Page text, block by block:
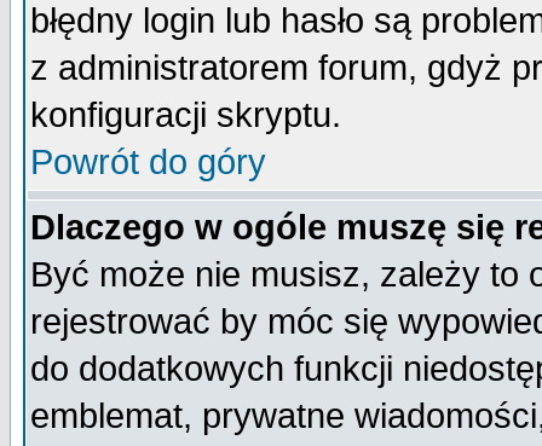
błędny login lub hasło są
z administratorem forum, gdyż
konfiguracji skryptu.
Powrót do góry
Dlaczego w ogóle muszę się
Być może nie musisz, zależy to
rejestrować by móc się
do dodatkowych funkcji
emblemat, prywatne